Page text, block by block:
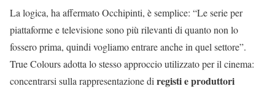
La logica, ha affermato Occhipinti, è semplice: “Le serie per
piattaforme e televisione sono più rilevanti di quanto non lo
fossero prima, quindi vogliamo entrare anche in quel settore”.
True Colours adotta lo stesso approccio utilizzato per il cinema:
concentrarsi sulla rappresentazione diregisti e produttori